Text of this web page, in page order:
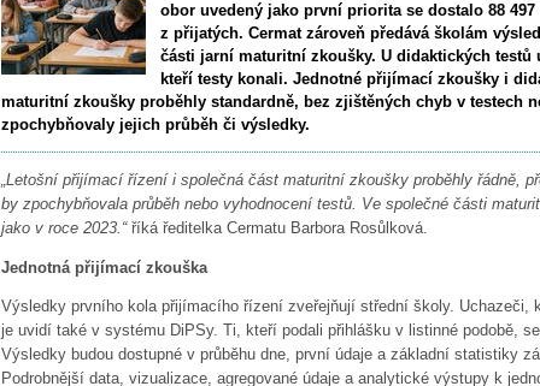
obor uvedený jako první priorita se dostalo 88
z přijatých. Cermat zároveň předává školám
části jarní maturitní zkoušky. U didaktických testů
kteří testy konali. Jednotné přijímací zkoušky i
maturitní zkoušky proběhly standardně, bez zjištěných chyb v testech
zpochybňovaly jejich průběh či výsledky.
„Letošní přijímací řízení i společná část maturitní zkoušky proběhly řádně,
by zpochybňovala průběh nebo vyhodnocení testů. Ve společné části
jako v roce 2023.“říká ředitelka Cermatu Barbora Rosůlková.
Jednotná přijímací zkouška
Výsledky prvního kola přijímacího řízení zveřejňují střední školy. Uchazeči,
je uvidí také v systému DiPSy. Ti, kteří podali přihlášku v listinné podobě,
Výsledky budou dostupné v průběhu dne, první údaje a základní statistiky
Podrobnější data, vizualizace, agregované údaje a analytické výstupy k